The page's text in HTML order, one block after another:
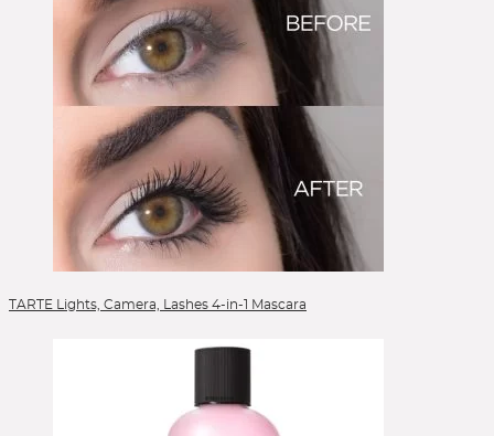
TARTE Lights, Camera, Lashes 4-in-1 Mascara